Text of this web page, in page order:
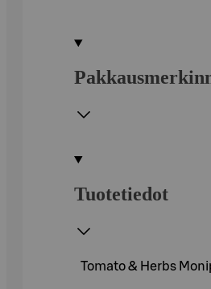
Tuotetiedot
Tomato & Herbs